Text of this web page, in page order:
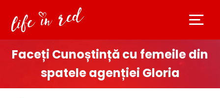
Faceți Cunoștință cu femeile din
spatele agenției Gloria